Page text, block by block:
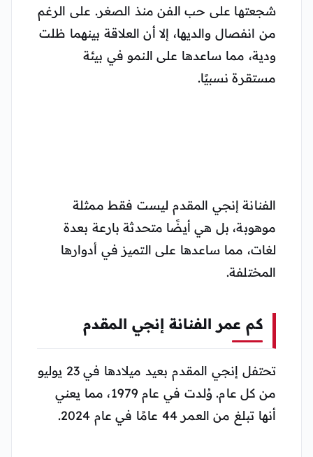
شجعتها على حب الفن منذ الصغر. على الرغم
من انفصال والديها، إلا أن العلاقة بينهما ظلت
ودية، مما ساعدها على النمو في بيئة
مستقرة نسبيًا.
الفنانة إنجي المقدم ليست فقط ممثلة
موهوبة، بل هي أيضًا متحدثة بارعة بعدة
لغات، مما ساعدها على التميز في أدوارها
المختلفة.
كم عمر الفنانة إنجي المقدم
تحتفل إنجي المقدم بعيد ميلادها في 23 يوليو
من كل عام. وُلدت في عام 1979، مما يعني
أنها تبلغ من العمر 44 عامًا في عام 2024.